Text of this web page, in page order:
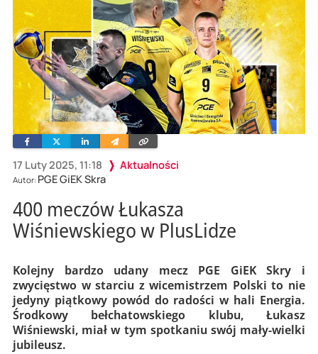
17 Luty 2025, 11:18 Aktualności
Autor: PGE GiEK Skra
FacebookTwitterLinkedinWyślij
e-
Skopiuj
link
400 meczów Łukasza
Wiśniewskiego w PlusLidze
Kolejny bardzo udany mecz PGE GiEK Skry i
zwycięstwo w starciu z wicemistrzem Polski to nie
jedyny piątkowy powód do radości w hali Energia.
Środkowy bełchatowskiego klubu, Łukasz
Wiśniewski, miał w tym spotkaniu swój mały-wielki
jubileusz.